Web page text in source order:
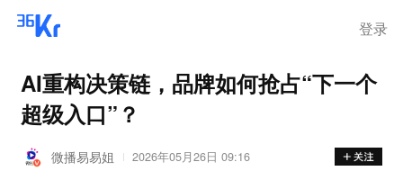
登录
AI重构决策链，品牌如何抢占“下一个
超级入口”？
微播易易姐 2026年05月26日 09:16